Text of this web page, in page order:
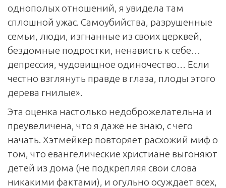
однополых отношений, я увидела там
сплошной ужас. Самоубийства, разрушенные
семьи, люди, изгнанные из своих церквей,
бездомные подростки, ненависть к себе…
депрессия, чудовищное одиночество… Если
честно взглянуть правде в глаза, плоды этого
дерева гнилые».
Эта оценка настолько недоброжелательна и
преувеличена, что я даже не знаю, с чего
начать. Хэтмейкер повторяет расхожий миф о
том, что евангелические христиане выгоняют
детей из дома (не подкрепляя свои слова
никакими фактами), и огульно осуждает всех,